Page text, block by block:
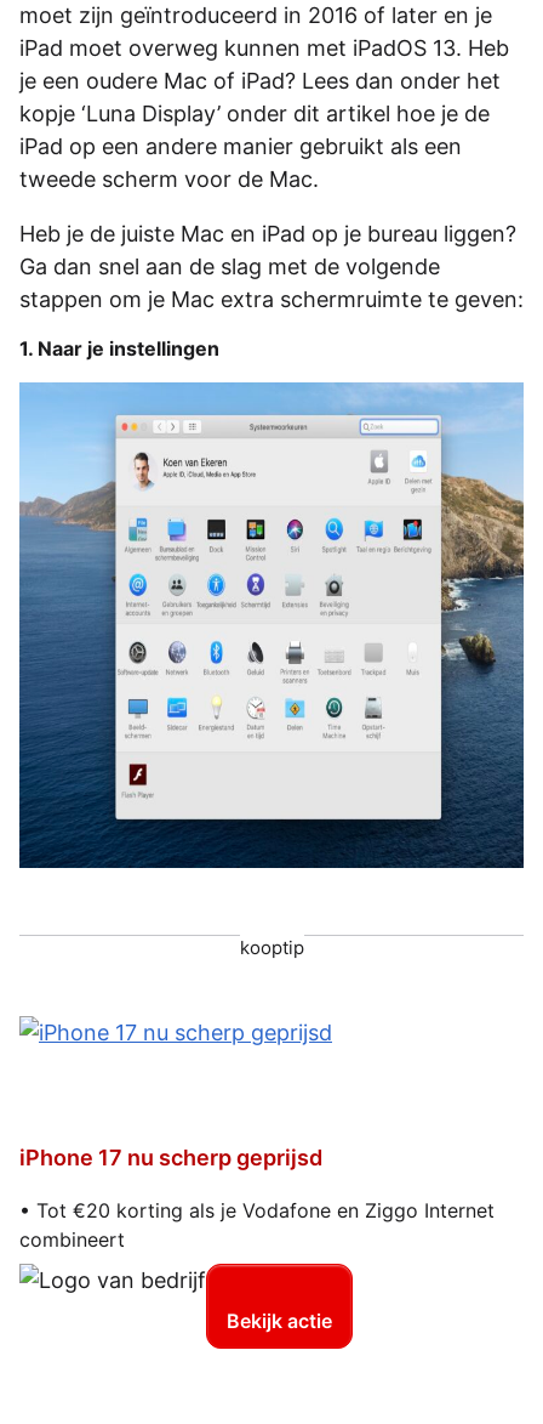
moet zijn geïntroduceerd in 2016 of later en je
iPad moet overweg kunnen met iPadOS 13. Heb
je een oudere Mac of iPad? Lees dan onder het
kopje ‘Luna Display’ onder dit artikel hoe je de
iPad op een andere manier gebruikt als een
tweede scherm voor de Mac.
Heb je de juiste Mac en iPad op je bureau liggen?
Ga dan snel aan de slag met de volgende
stappen om je Mac extra schermruimte te geven:
1. Naar je instellingen
kooptip
iPhone 17 nu scherp geprijsd
• Tot €20 korting als je Vodafone en Ziggo Internet
combineert
Bekijk actie